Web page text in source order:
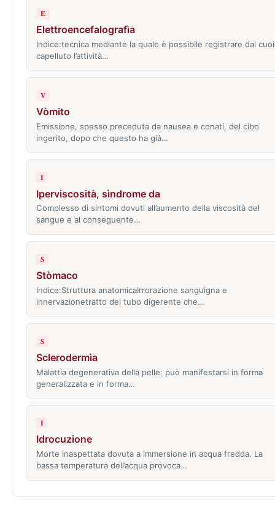
E
Elettroencefalografìa
Indice:tecnica mediante la quale è possibile registrare dal
capelluto l’attività…
V
Vòmito
Emissione, spesso preceduta da nausea e conati, del cibo
ingerito, dopo che questo ha già…
I
Iperviscosità, sìndrome da
Complesso di sintomi dovuti all’aumento della viscosità del
sangue e al conseguente…
S
Stòmaco
Indice:Struttura anatomicaIrrorazione sanguigna e
innervazionetratto del tubo digerente che…
S
Sclerodermìa
Malattia degenerativa della pelle; può manifestarsi in forma
generalizzata e in forma…
I
Idrocuzione
Morte inaspettata dovuta a immersione in acqua fredda. La
bassa temperatura dell’acqua provoca…